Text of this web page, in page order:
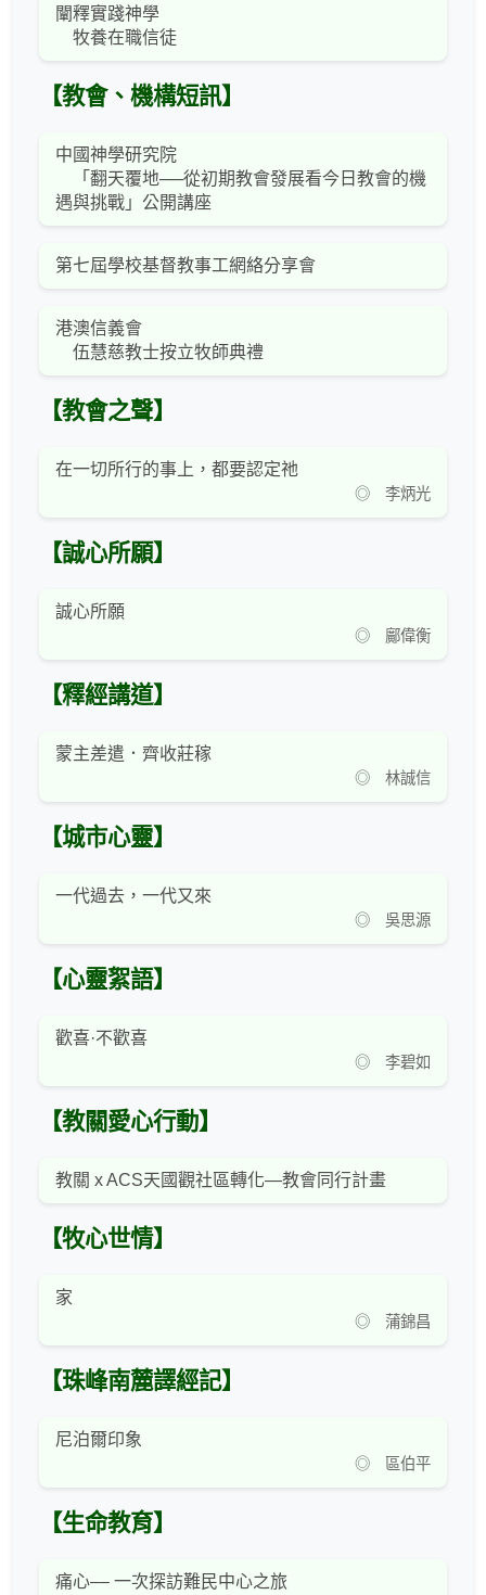
闡釋實踐神學
牧養在職信徒
【教會、機構短訊】
中國神學研究院
「翻天覆地──從初期教會發展看今日教會的機
遇與挑戰」公開講座
第七屆學校基督教事工網絡分享會
港澳信義會
伍慧慈教士按立牧師典禮
【教會之聲】
在一切所行的事上，都要認定祂
◎ 李炳光
【誠心所願】
誠心所願
◎ 鄺偉衡
【釋經講道】
蒙主差遣．齊收莊稼
◎ 林誠信
【城市心靈】
一代過去，一代又來
◎ 吳思源
【心靈絮語】
歡喜·不歡喜
◎ 李碧如
【教關愛心行動】
教關 x ACS天國觀社區轉化—教會同行計畫
【牧心世情】
家
◎ 蒲錦昌
【珠峰南麓譯經記】
尼泊爾印象
◎ 區伯平
【生命教育】
痛心–– 一次探訪難民中心之旅